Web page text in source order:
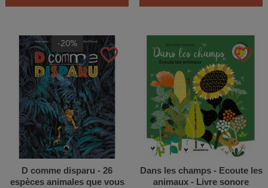
favorite_border
-20%
D comme disparu - 26
espèces animales que vous
favorite_border
Dans les champs - Ecoute les
animaux - Livre sonore